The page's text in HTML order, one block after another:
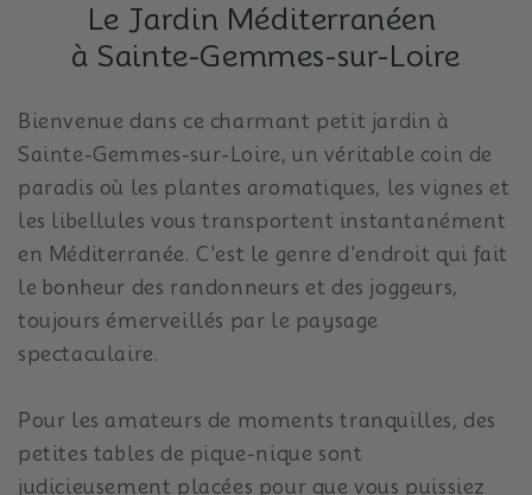
Le Jardin Méditerranéen
à Sainte-Gemmes-sur-Loire
Bienvenue dans ce charmant petit jardin à
Sainte-Gemmes-sur-Loire, un véritable coin de
paradis où les plantes aromatiques, les vignes et
les libellules vous transportent instantanément
en Méditerranée. C'est le genre d'endroit qui fait
le bonheur des randonneurs et des joggeurs,
toujours émerveillés par le paysage
spectaculaire.
Pour les amateurs de moments tranquilles, des
petites tables de pique-nique sont
judicieusement placées pour que vous puissiez